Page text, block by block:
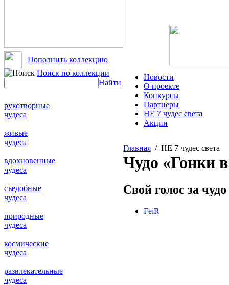
Пополнить коллекцию
Поиск по коллекции
Найти
рукотворные
чудеса
живые
чудеса
вдохновенные
чудеса
съедобные
чудеса
природные
чудеса
космические
чудеса
развлекательные
чудеса
Новости
О проекте
Конкурсы
Партнеры
НЕ 7 чудес света
Акции
Главная / НЕ 7 чудес света
Чудо «Гонки
Свой голос за
FeiR